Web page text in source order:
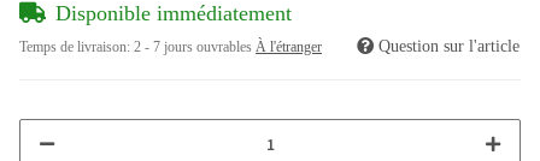
Disponible immédiatement
Temps de livraison: 2 - 7 jours ouvrables À l'étranger Question sur l'article